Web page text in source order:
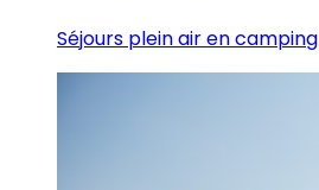
Séjours plein air en camping